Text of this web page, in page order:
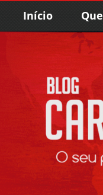
Início